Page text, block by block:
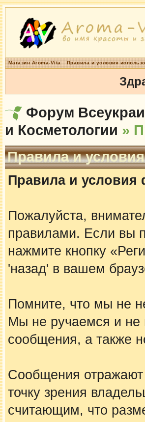
Магазин Aroma-Vita Правила и условия
Форум
и Косметологии »
Правила и
Правила и условия
Пожалуйста,
правилами. Если вы
нажмите кнопку
'назад' в вашем
Помните, что мы не
Мы не ручаемся и не
сообщения, а также
Сообщения отражают
точку зрения
считающим, что